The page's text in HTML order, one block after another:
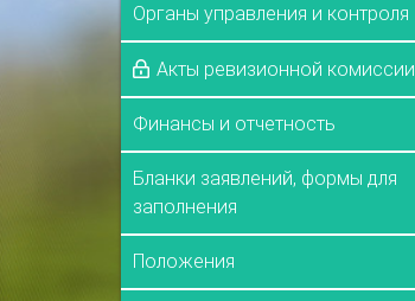
Органы управления и контроля
Акты ревизионной комиссии
Финансы и отчетность
Бланки заявлений, формы для
заполнения
Положения